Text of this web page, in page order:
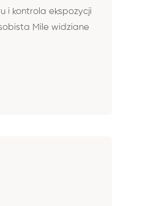
i kontrola ekspozycji
Mile widziane